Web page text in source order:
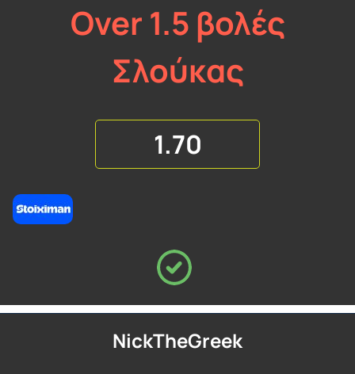
Over 1.5 βολές
Σλούκας
1.70
NickTheGreek